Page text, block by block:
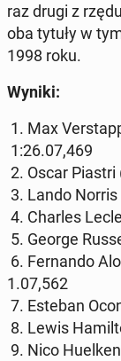
raz drugi z
oba tytuły w
1998 roku.
Wyniki:
1. Max
1:26.07,469
2. Oscar
3. Lando
4. Charles
5. George
6. Fer­nan­do
1.07,562
7. Esteban
8. Lewis
9. Nico